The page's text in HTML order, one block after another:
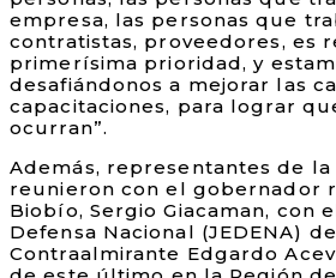
empresa, las personas que
contratistas, proveedores, es
primerísima prioridad, y
desafiándonos a mejorar las
capacitaciones, para lograr
ocurran”.
Además, representantes de la
reunieron con el gobernador
Biobío, Sergio Giacaman, con
Defensa Nacional (JEDENA)
Contraalmirante Edgardo